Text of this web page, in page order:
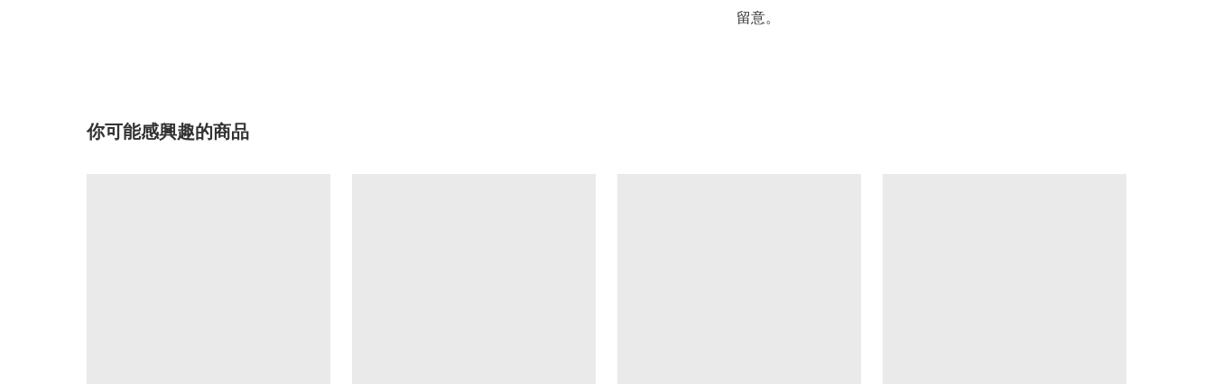
留意。
你可能感興趣的商品